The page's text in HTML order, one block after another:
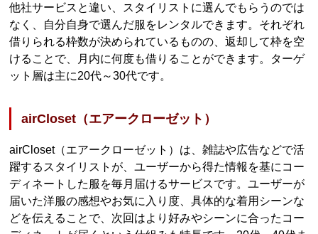
他社サービスと違い、スタイリストに選んでもらうのでは
なく、自分自身で選んだ服をレンタルできます。それぞれ
借りられる枠数が決められているものの、返却して枠を空
けることで、月内に何度も借りることができます。ターゲ
ット層は主に20代～30代です。
airCloset（エアークローゼット）
airCloset（エアークローゼット）は、雑誌や広告などで活
躍するスタイリストが、ユーザーから得た情報を基にコー
ディネートした服を毎月届けるサービスです。ユーザーが
届いた洋服の感想やお気に入り度、具体的な着用シーンな
どを伝えることで、次回はより好みやシーンに合ったコー